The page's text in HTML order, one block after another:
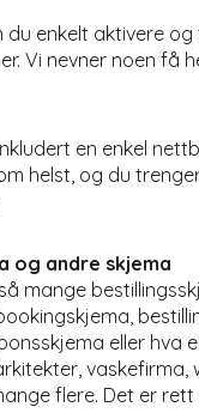
du enkelt aktivere og
Vi nevner noen få
en enkel
helst, og du
og andre skjema
mange
eller hva
vaskefirma,
flere. Det er rett